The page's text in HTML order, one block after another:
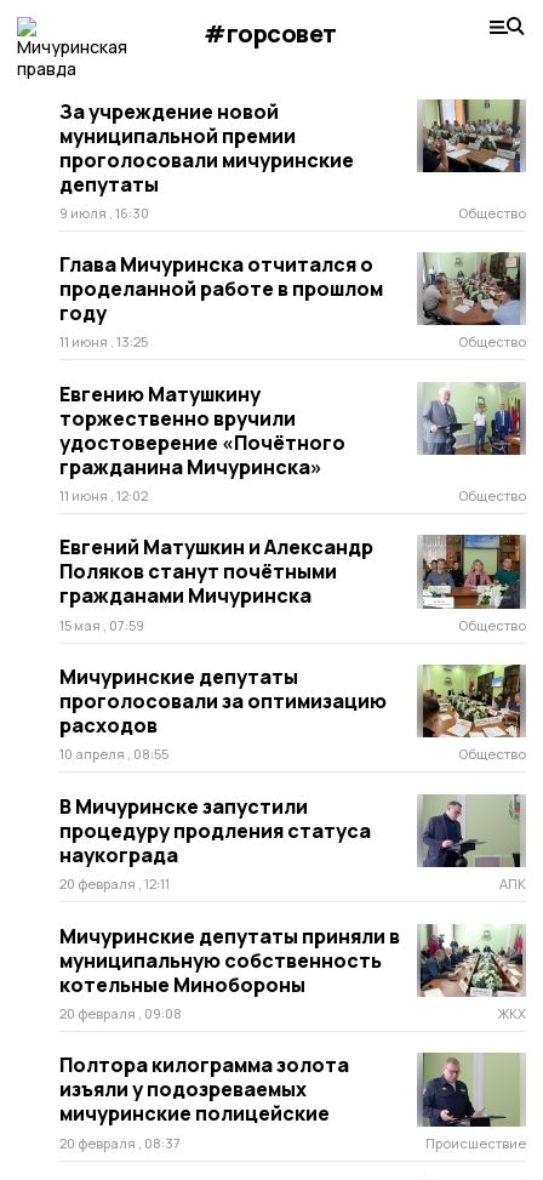
#горсовет
За учреждение новой
муниципальной премии
проголосовали мичуринские
депутаты
9 июля , 16:30 Общество
Глава Мичуринска отчитался о
проделанной работе в прошлом
году
11 июня , 13:25 Общество
Евгению Матушкину
торжественно вручили
удостоверение «Почётного
гражданина Мичуринска»
11 июня , 12:02 Общество
Евгений Матушкин и Александр
Поляков станут почётными
гражданами Мичуринска
15 мая , 07:59 Общество
Мичуринские депутаты
проголосовали за оптимизацию
расходов
10 апреля , 08:55 Общество
В Мичуринске запустили
процедуру продления статуса
наукограда
20 февраля , 12:11 АПК
Мичуринские депутаты приняли в
муниципальную собственность
котельные Минобороны
20 февраля , 09:08 ЖКХ
Полтора килограмма золота
изъяли у подозреваемых
мичуринские полицейские
20 февраля , 08:37 Происшествие